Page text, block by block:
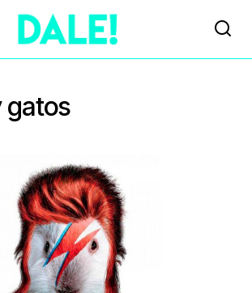
gatos